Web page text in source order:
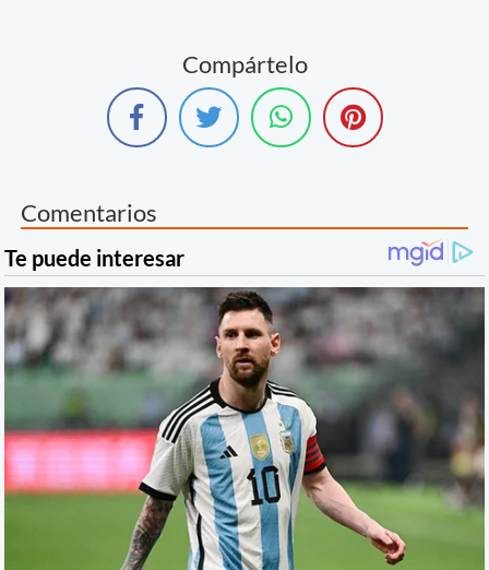
Compártelo
Comentarios